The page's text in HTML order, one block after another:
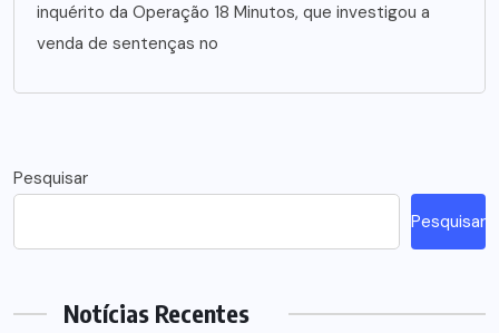
inquérito da Operação 18 Minutos, que investigou a
venda de sentenças no
Pesquisar
Pesquisar
Notícias Recentes